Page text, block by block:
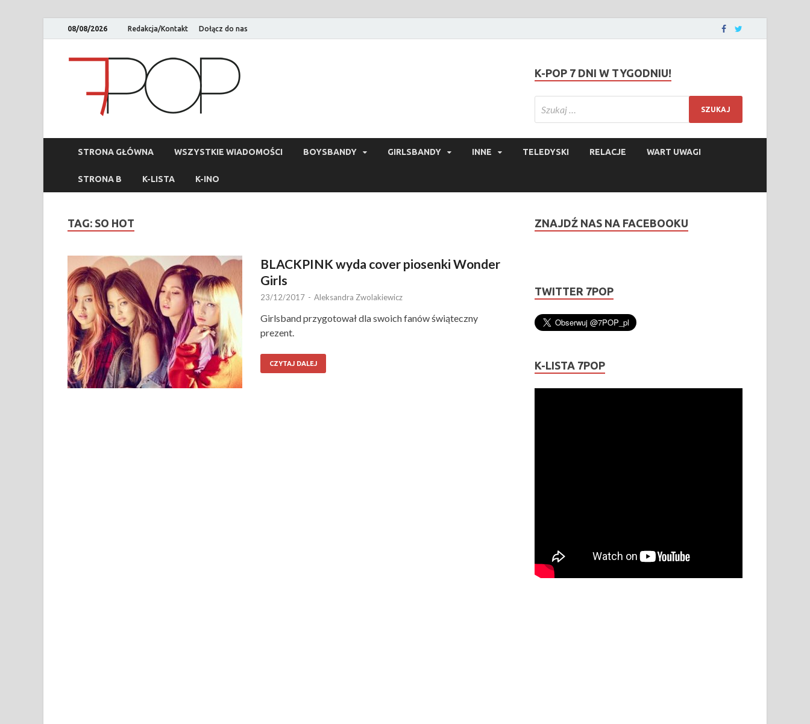
08/08/2026 Redakcja/Kontakt Dołącz do nas
K-POP 7 DNI W TYGODNIU!
STRONA GŁÓWNA WSZYSTKIE WIADOMOŚCI BOYSBANDY GIRLSBANDY INNE TELEDYSKI RELACJE WART UWAGI
STRONA B K-LISTA K-INO
TAG: SO HOT
BLACKPINK wyda cover piosenki Wonder
Girls
23/12/2017 - Aleksandra Zwolakiewicz
Girlsband przygotował dla swoich fanów świąteczny
prezent.
CZYTAJ DALEJ
ZNAJDŹ NAS NA FACEBOOKU
TWITTER 7POP
K-LISTA 7POP